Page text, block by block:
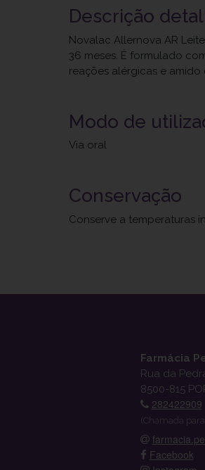
Descrição
Novalac Allernova AR
36 meses. É formulado
reações alérgicas e
Modo de
Via oral
Conservação
Conserve a temperaturas
Farmácia
Rua da
8500-815
282422909
(Chamada
Facebook